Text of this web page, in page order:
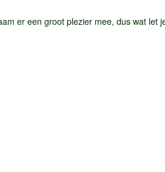
er een groot plezier mee, dus wat let